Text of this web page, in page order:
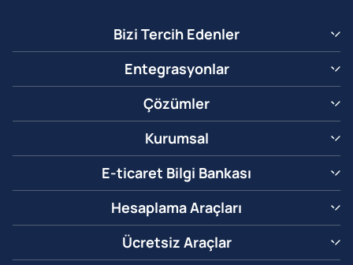
Bizi Tercih Edenler
Entegrasyonlar
Çözümler
Kurumsal
E-ticaret Bilgi Bankası
Hesaplama Araçları
Ücretsiz Araçlar